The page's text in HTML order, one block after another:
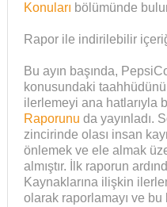
Konuları bölümünde
Rapor ile indirilebilir
Bu ayın başında,
konusundaki
ilerlemeyi ana hatlarıyla
Raporunu da yayınladı.
zincirinde olası insan
önlemek ve ele almak
almıştır. İlk raporun
Kaynaklarına ilişkin
olarak raporlamayı ve